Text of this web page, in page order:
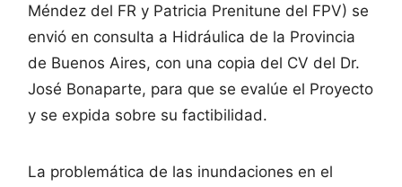
Méndez del FR y Patricia Prenitune del FPV) se
envió en consulta a Hidráulica de la Provincia
de Buenos Aires, con una copia del CV del Dr.
José Bonaparte, para que se evalúe el Proyecto
y se expida sobre su factibilidad.
La problemática de las inundaciones en el